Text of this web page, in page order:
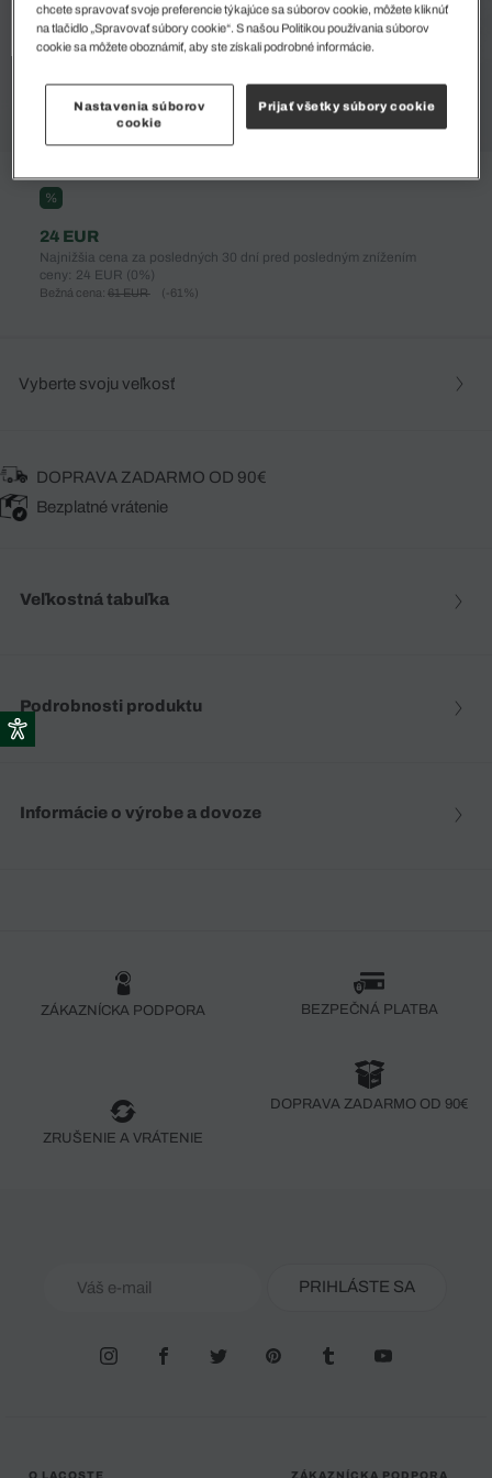
%
24 EUR
Najnižšia cena za posledných 30 dní pred posledným znížením
ceny: 24 EUR (0%)
Bežná cena: 61 EUR (-61%)
Vyberte svoju veľkosť
DOPRAVA ZADARMO OD 90€
Bezplatné vrátenie
Veľkostná tabuľka
Podrobnosti produktu
Informácie o výrobe a dovoze
ZÁKAZNÍCKA PODPORA BEZPEČNÁ PLATBA
ZRUŠENIE A VRÁTENIE
DOPRAVA ZADARMO OD 90€
PRIHLÁSTE SA
O LACOSTE ZÁKAZNÍCKA PODPORA
chcete spravovať svoje preferencie týkajúce sa súborov cookie, môžete kliknúť
na tlačidlo „Spravovať súbory cookie“. S našou Politikou používania súborov
cookie sa môžete oboznámiť, aby ste získali podrobné informácie.
Nastavenia súborov
cookie
Prijať všetky súbory cookie